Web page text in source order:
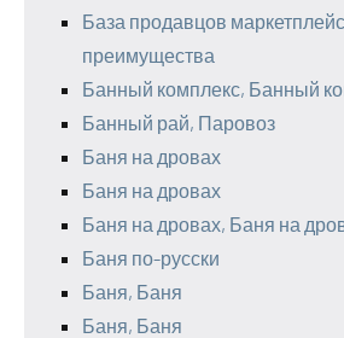
База продавцов
преимущества
Банный комплекс, Банный
Банный рай, Паровоз
Баня на дровах
Баня на дровах
Баня на дровах, Баня на
Баня по-русски
Баня, Баня
Баня, Баня